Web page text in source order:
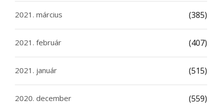
2021. március (385)
2021. február (407)
2021. január (515)
2020. december (559)